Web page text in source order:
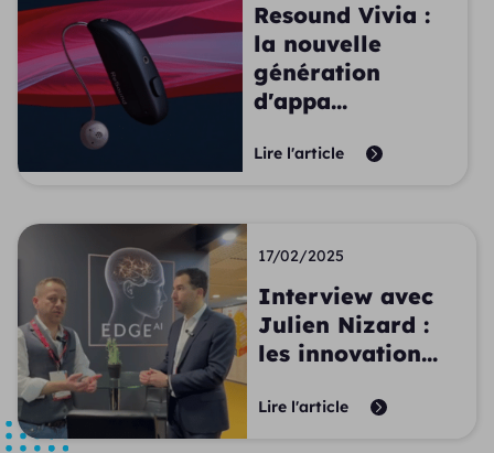
Resound Vivia :
la nouvelle
génération
d'appa...
Lire l'article
17/02/2025
Interview avec
Julien Nizard :
les innovation...
Lire l'article